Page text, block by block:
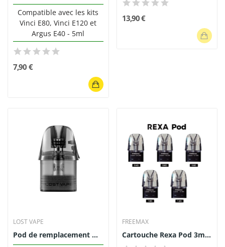
Compatible avec les kits
Vinci E80, Vinci E120 et
Argus E40 - 5ml
7,90 €
13,90 €
LOST VAPE
Pod de remplacement Ursa V3 2.5ml (0.6/0.8/1.0)...
FREEMAX
Cartouche Rexa Pod 3ml (3pcs) - Freemax